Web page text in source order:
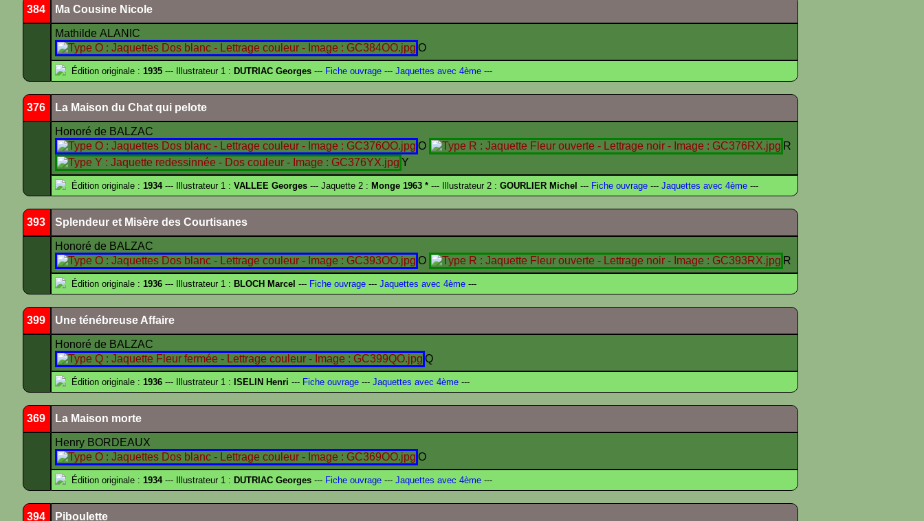
384 Ma Cousine Nicole
Mathilde ALANIC
O
Édition originale : 1935 --- Illustrateur 1 : DUTRIAC Georges --- Fiche ouvrage --- Jaquettes avec 4ème ---
376 La Maison du Chat qui pelote
Honoré de BALZAC
O
R
Y
Édition originale : 1934--- Illustrateur 1 : VALLEE Georges --- Jaquette 2 : Monge 1963 * --- Illustrateur 2 : GOURLIER Michel --- Fiche ouvrage --- Jaquettes avec 4ème ---
393 Splendeur et Misère des Courtisanes
Honoré de BALZAC
O
R
Édition originale : 1936 --- Illustrateur 1 : BLOCH Marcel --- Fiche ouvrage --- Jaquettes avec 4ème ---
399 Une ténébreuse Affaire
Honoré de BALZAC
Q
Édition originale : 1936 --- Illustrateur 1 : ISELIN Henri --- Fiche ouvrage --- Jaquettes avec 4ème ---
369 La Maison morte
Henry BORDEAUX
O
Édition originale : 1934--- Illustrateur 1 : DUTRIAC Georges --- Fiche ouvrage --- Jaquettes avec 4ème ---
394 Piboulette